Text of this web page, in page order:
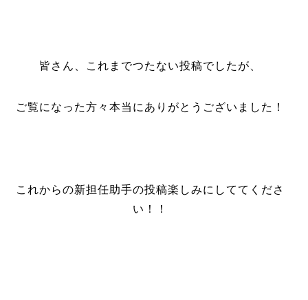
皆さん、これまでつたない投稿でしたが、
ご覧になった方々本当にありがとうございました！
これからの新担任助手の投稿楽しみにしててくださ
い！！